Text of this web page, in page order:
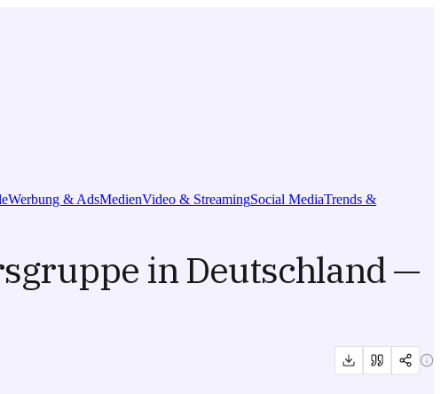
Werbung & AdsMedienVideo & StreamingSocial MediaTrends &
in Deutschland —